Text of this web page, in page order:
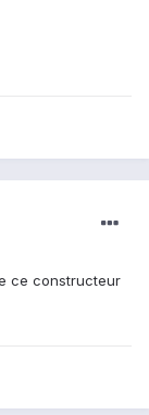
ce constructeur